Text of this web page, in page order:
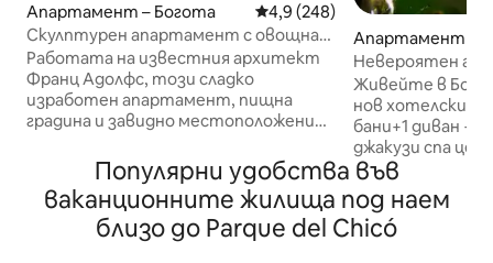
Апартамент – Богота Средна оценка: 4,9 от 5,
4,9 (248)
Скулптурен апартамент с овощна
градина, включен в най-добрата зона
на Богота
Работата на известния архитект
Франц Адолфс, този сладко
изработен апартамент, пищна
градина и завидно местоположение
парчета с благородни материали и
неочаквани форми. Те разполагат с
апартамент, оборудван с всички
кухненски прибори, за да приготвят
храната си. Почистване и кухненско
Апартамент –
Невероятен
+ кино + частна
Живейте в Богота в
нов хотелски
бани+1 диван +
джакузи спа
телевизор в
лазерен
разположен в
Чико , на
Популярни удобства във
ваканционните жилища под наем
близо до Parque del Chicó